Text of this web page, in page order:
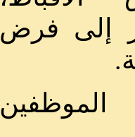
إلى فرض
الموظفين